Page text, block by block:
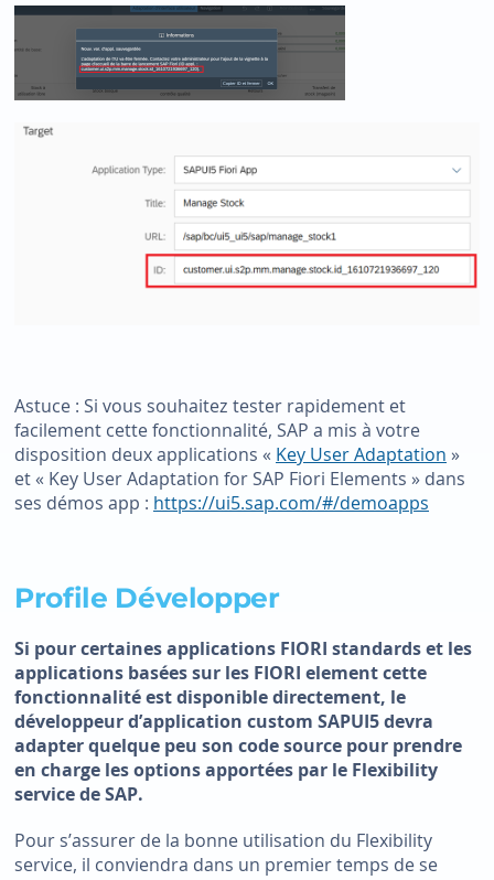
Astuce : Si vous souhaitez tester rapidement et
facilement cette fonctionnalité, SAP a mis à votre
disposition deux applications « Key User Adaptation »
et « Key User Adaptation for SAP Fiori Elements » dans
ses démos app : https://ui5.sap.com/#/demoapps
Profile Développer
Si pour certaines applications FIORI standards et les
applications basées sur les FIORI element cette
fonctionnalité est disponible directement, le
développeur d’application custom SAPUI5 devra
adapter quelque peu son code source pour prendre
en charge les options apportées par le Flexibility
service de SAP.
Pour s’assurer de la bonne utilisation du Flexibility
service, il conviendra dans un premier temps de se